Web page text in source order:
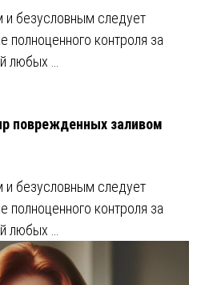
безусловным следует
полноценного контроля за
любых …
поврежденных заливом
безусловным следует
полноценного контроля за
любых …